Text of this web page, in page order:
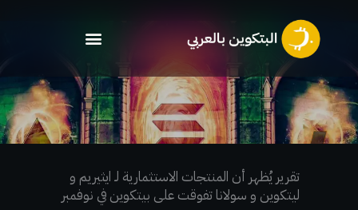
تقرير يُظهر أن المنتجات الاستثمارية لـ ايثيريم و
ليتكوين و سولانا تفوقت على بيتكوين في نوفمبر